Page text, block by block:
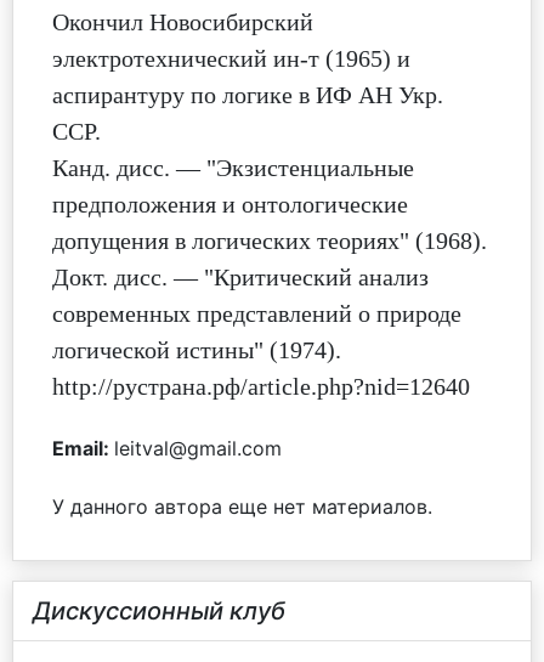
Окончил Новосибирский
электротехнический ин-т (1965) и
аспирантуру по логике в ИФ АН Укр.
ССР.
Канд. дисс. — "Экзистенциальные
предположения и онтологические
допущения в логических теориях" (1968).
Докт. дисс. — "Критический анализ
современных представлений о природе
логической истины" (1974).
http://рустрана.рф/article.php?nid=12640
Email: leitval@gmail.com
У данного автора еще нет материалов.
Дискуссионный клуб